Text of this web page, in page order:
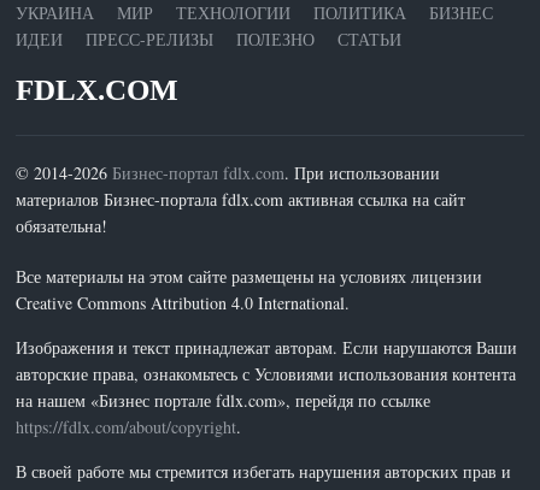
УКРАИНА МИР ТЕХНОЛОГИИ ПОЛИТИКА
БИЗНЕС
ИДЕИ
ПРЕСС-РЕЛИЗЫ ПОЛЕЗНО СТАТЬИ
FDLX.COM
© 2014-2026Бизнес-портал fdlx.com. При использовании
материалов Бизнес-портала fdlx.com активная ссылка на сайт
обязательна!
Все материалы на этом сайте размещены на условиях лицензии
Creative Commons Attribution 4.0 International.
Изображения и текст принадлежат авторам. Если нарушаются Ваши
авторские права, ознакомьтесь с Условиями использования контента
на нашем «Бизнес портале fdlx.com», перейдя по ссылке
https://fdlx.com/about/copyright.
В своей работе мы стремится избегать нарушения авторских прав и